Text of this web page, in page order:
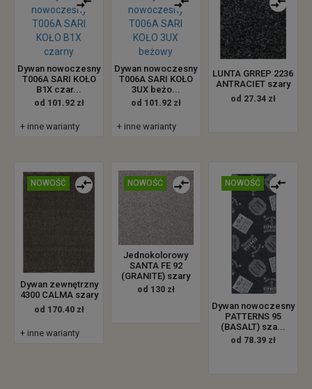
Dywan nowoczesny
T006A SARI KOŁO
B1X czar...
od 101.92 zł
+ inne warianty
Dywan nowoczesny
T006A SARI KOŁO
3UX beżo...
od 101.92 zł
+ inne warianty
LUNTA GRREP 2236
ANTRACIET szary
od 27.34 zł
NOWOŚĆ
Dywan zewnętrzny
4300 CALMA szary
od 170.40 zł
+ inne warianty
NOWOŚĆ
Jednokolorowy
SANTA FE 92
(GRANITE) szary
od 130 zł
NOWOŚĆ
Dywan nowoczesny
PATTERNS 95
(BASALT) sza...
od 78.39 zł